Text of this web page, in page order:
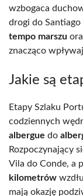
wzbogaca
drogi do
tempo marszu
znacząco
Jakie są
Etapy Szlaku
codziennych
albergue do
Rozpoczynający
Vila do Conde, a
kilometrów
mają okazję